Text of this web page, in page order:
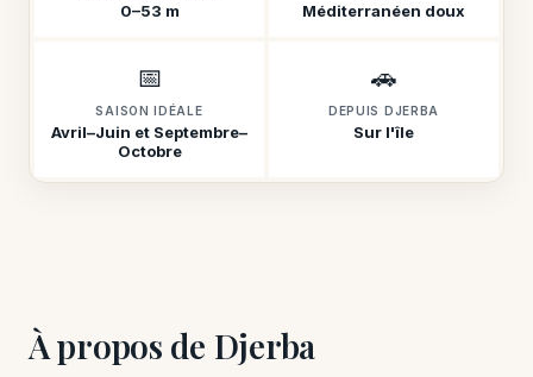
0–53 m Méditerranéen doux
📅
SAISON IDÉALE
Avril–Juin et Septembre–
Octobre
🚗
DEPUIS DJERBA
Sur l'île
À propos de Djerba